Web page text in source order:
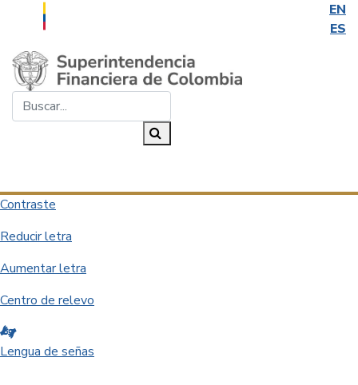
EN
ES
Saltar al contenido principal
Contraste
Reducir letra
Aumentar letra
Centro de relevo
Lengua de señas